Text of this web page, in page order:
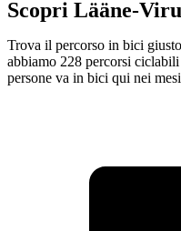
Scopri Lääne-
Trova il percorso in bici
abbiamo 228 percorsi
persone va in bici qui nei